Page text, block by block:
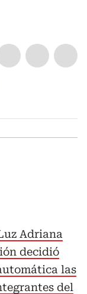
Adriana
decidió
las
del